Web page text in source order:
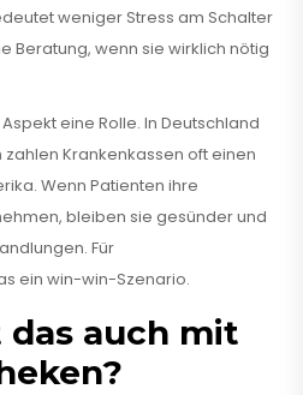
weniger Stress am Schalter
Beratung, wenn sie wirklich nötig
eine Rolle. In Deutschland
Krankenkassen oft einen
Wenn Patienten ihre
bleiben sie gesünder und
Für
ein win-win-Szenario.
auch mit